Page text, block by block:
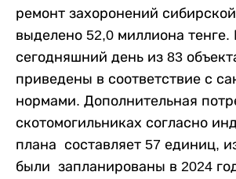
ремонт захоронений
выделено 52,0 миллиона тенге.
сегодняшний день из 83
приведены в соответствие с
нормами. Дополнительная
скотомогильниках согласно
плана составляет 57 единиц,
были запланированы в 2024